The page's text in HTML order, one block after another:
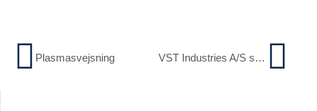
Plasmasvejsning VST Industries A/S søger 3 medarbejdere